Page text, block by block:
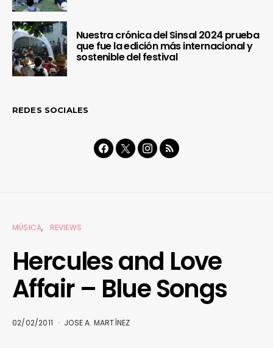
Nuestra crónica del Sinsal 2024 prueba
que fue la edición más internacional y
sostenible del festival
REDES SOCIALES
MÚSICA REVIEWS
Hercules and Love
Affair – Blue Songs
02/02/2011 JOSE A. MARTÍNEZ